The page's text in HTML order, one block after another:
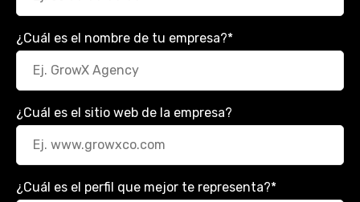
¿Cuál es el nombre de tu empresa?*
¿Cuál es el sitio web de la empresa?
¿Cuál es el perfil que mejor te representa?*